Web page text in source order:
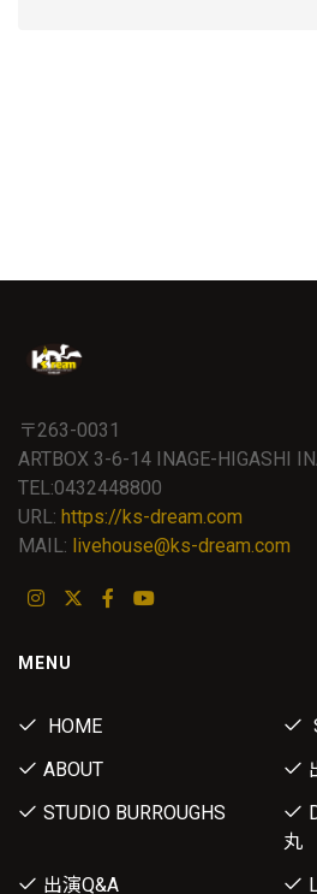
〒263-0031
ARTBOX 3-6-14 INAGE-HIGASHI
TEL:0432448800
URL: https://ks-dream.com
MAIL: livehouse@ks-dream.com
MENU
HOME
ABOUT
STUDIO BURROUGHS
丸
出演Q&A